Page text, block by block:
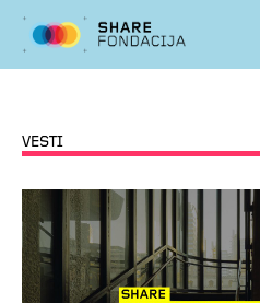
VESTI